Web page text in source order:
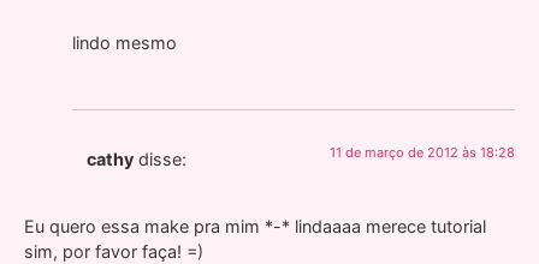
lindo mesmo
cathy disse: 11 de março de 2012 às 18:28
Eu quero essa make pra mim *-* lindaaaa merece tutorial
sim, por favor faça! =)